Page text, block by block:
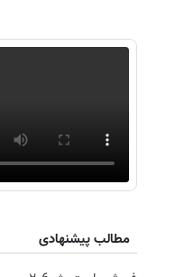
مطالب پیشنهادی